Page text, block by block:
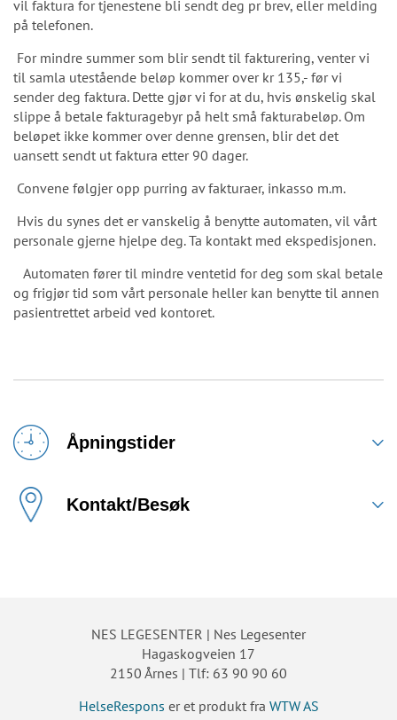
Åpningstider
Kontakt/Besøk
vil faktura for tjenestene bli sendt deg pr brev, eller melding
på telefonen.
For mindre summer som blir sendt til fakturering, venter vi
til samla utestående beløp kommer over kr 135,- før vi
sender deg faktura. Dette gjør vi for at du, hvis ønskelig skal
slippe å betale fakturagebyr på helt små fakturabeløp. Om
beløpet ikke kommer over denne grensen, blir det det
uansett sendt ut faktura etter 90 dager.
Convene følgjer opp purring av fakturaer, inkasso m.m.
Hvis du synes det er vanskelig å benytte automaten, vil vårt
personale gjerne hjelpe deg. Ta kontakt med ekspedisjonen.
Automaten fører til mindre ventetid for deg som skal betale
og frigjør tid som vårt personale heller kan benytte til annen
pasientrettet arbeid ved kontoret.
NES LEGESENTER | Nes Legesenter
Hagaskogveien 17
2150 Årnes | Tlf: 63 90 90 60
HelseRespons er et produkt fra WTW AS